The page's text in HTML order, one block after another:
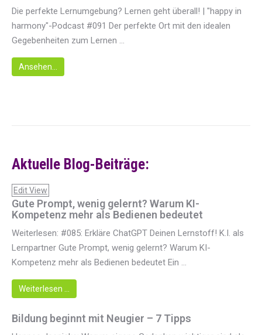
Die perfekte Lernumgebung? Lernen geht überall! | "happy in
harmony"-Podcast #091 Der perfekte Ort mit den idealen
Gegebenheiten zum Lernen ...
Ansehen...
Aktuelle Blog-Beiträge:
Edit View
Gute Prompt, wenig gelernt? Warum KI-
Kompetenz mehr als Bedienen bedeutet
Weiterlesen: #085: Erkläre ChatGPT Deinen Lernstoff! K.I. als
Lernpartner Gute Prompt, wenig gelernt? Warum KI-
Kompetenz mehr als Bedienen bedeutet Ein ...
Weiterlesen …
Bildung beginnt mit Neugier – 7 Tipps